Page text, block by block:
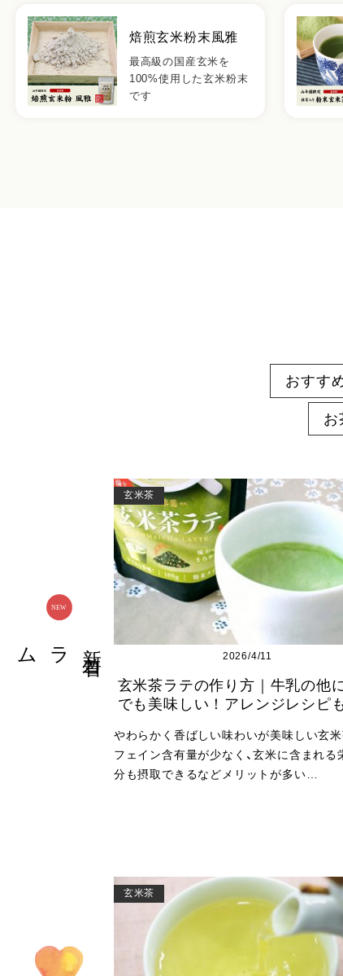
焙煎玄米粉末風雅
最高級の国産玄米を
100%使用した玄米粉末
です
おすす
お
新
着
コ
ラム
玄米茶
2026/4/11
玄米茶ラテの作り方｜牛乳の他
でも美味しい！アレンジレシピ
やわらかく香ばしい味わいが美味しい玄米
フェイン含有量が少なく、玄米に含まれる
分も摂取できるなどメリットが多い…
玄米茶